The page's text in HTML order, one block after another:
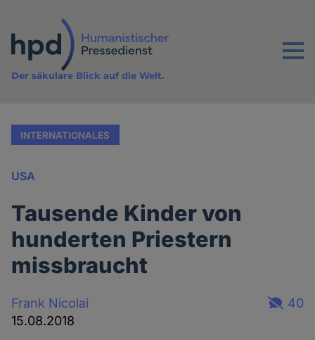
Inhalt
Menu
Der säkulare Blick auf die Welt.
INTERNATIONALES
USA
Tausende Kinder von
hunderten Priestern
missbraucht
Frank Nicolai
15.08.2018
40